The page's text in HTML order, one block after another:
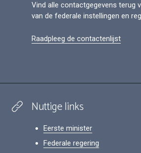
Vind alle contactgegevens terug
van de federale instellingen en
Raadpleeg de contactenlijst
Nuttige links
Eerste minister
Federale regering